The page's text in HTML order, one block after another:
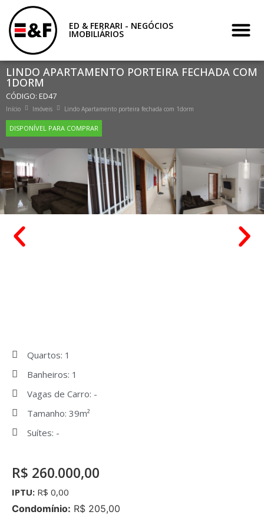
ED & FERRARI - NEGÓCIOS
IMOBILIÁRIOS
LINDO APARTAMENTO PORTEIRA FECHADA COM
1DORM
CÓDIGO: ED47
Início Imóveis Lindo Apartamento porteira fechada com 1dorm
DISPONÍVEL PARA COMPRAR
Quartos: 1
Banheiros: 1
Vagas de Carro: -
Tamanho: 39m²
Suítes: -
R$ 260.000,00
IPTU: R$ 0,00
Condomínio: R$ 205,00